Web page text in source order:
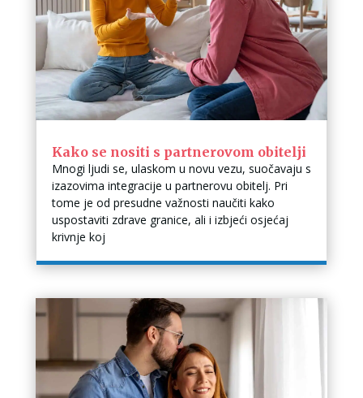
Kako se nositi s partnerovom obitelji
Mnogi ljudi se, ulaskom u novu vezu, suočavaju s
izazovima integracije u partnerovu obitelj. Pri
tome je od presudne važnosti naučiti kako
uspostaviti zdrave granice, ali i izbjeći osjećaj
krivnje koj